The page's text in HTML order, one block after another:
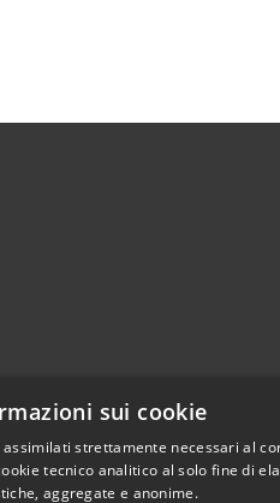
sui cookie
strettamente necessari al
tecnico analitico al solo fine di
aggregate e anonime.